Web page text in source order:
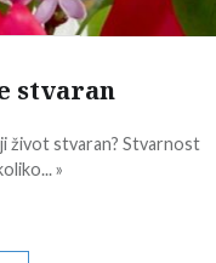
stvaran
život stvaran? Stvarnost
»